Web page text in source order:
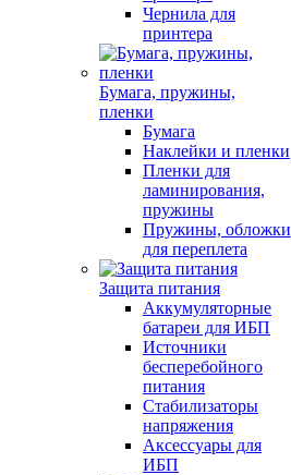
Чернила для
принтера
Бумага, пружины,
пленки
Бумага
Наклейки и пленки
Пленки для
ламинирования,
пружины
Пружины, обложки
для переплета
Защита питания
Аккумуляторные
батареи для ИБП
Источники
бесперебойного
питания
Стабилизаторы
напряжения
Аксессуары для
ИБП